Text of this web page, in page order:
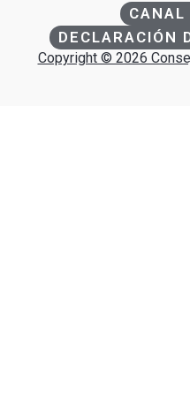
CANAL
DECLARACIÓN
Copyright © 2026